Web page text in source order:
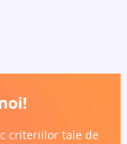
criteriilor tale de